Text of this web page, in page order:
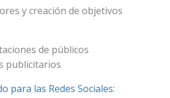
y creación de objetivos
de públicos
publicitarios
para las Redes Sociales: